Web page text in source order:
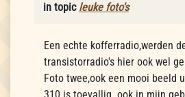
in topic leuke foto's
Een echte kofferradio,werden
transistorradio's hier ook wel
Foto twee,ook een mooi beeld